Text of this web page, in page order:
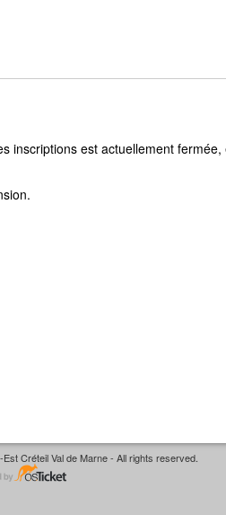
inscriptions est actuellement
Créteil Val de Marne - All rights reserved.